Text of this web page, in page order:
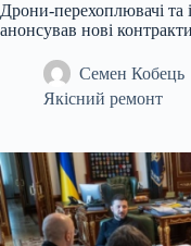
Дрони-перехоплювачі та
анонсував нові контракти
Семен Кобець
Якісний ремонт